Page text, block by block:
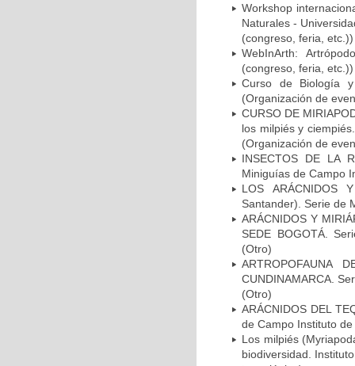
Workshop
Naturales -
(congreso, feria, etc.))
WebInArth:
(congreso, feria, etc.))
Curso de Biología y
(Organización de
CURSO DE
los milpiés y
(Organización de
INSECTOS DE LA
Miniguías de Campo
LOS ARÁCNIDOS
Santander). Serie de
ARÁCNIDOS Y
SEDE BOGOTÁ.
(Otro)
ARTROPOFAUNA
CUNDINAMARCA.
(Otro)
ARÁCNIDOS DEL
de Campo Instituto
Los milpiés
biodiversidad.